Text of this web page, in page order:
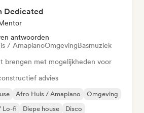
Dedicated
antwoorden
/ AmapianoOmgevingBasmuziek
brengen met mogelijkheden voor
advies
Afro Huis / Amapiano
Omgeving
Lo-fi Diepe house Disco